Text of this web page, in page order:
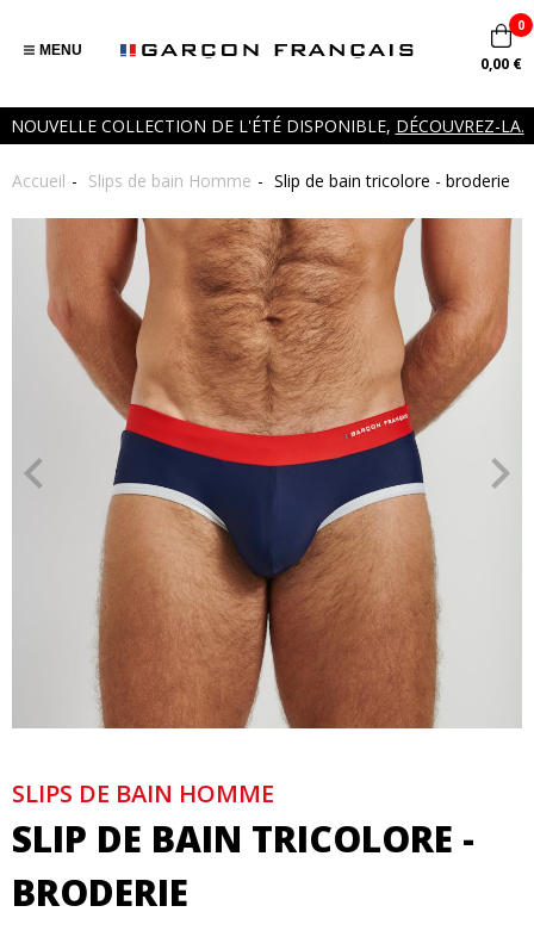
NOUVELLE COLLECTION DE L'ÉTÉ DISPONIBLE, DÉCOUVREZ-LA.
MENU
0
0,00 €
Accueil Slips de bain Homme Slip de bain tricolore - broderie
SLIPS DE BAIN HOMME
SLIP DE BAIN TRICOLORE -
BRODERIE